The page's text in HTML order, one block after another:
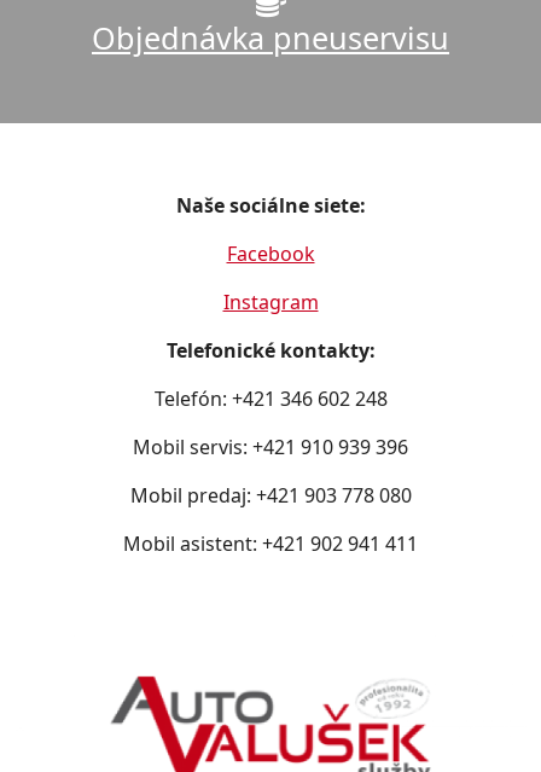
Objednávka pneuservisu
Naše sociálne siete:
Facebook
Instagram
Telefonické kontakty:
Telefón: +421 346 602 248
Mobil servis: +421 910 939 396
Mobil predaj: +421 903 778 080
Mobil asistent: +421 902 941 411